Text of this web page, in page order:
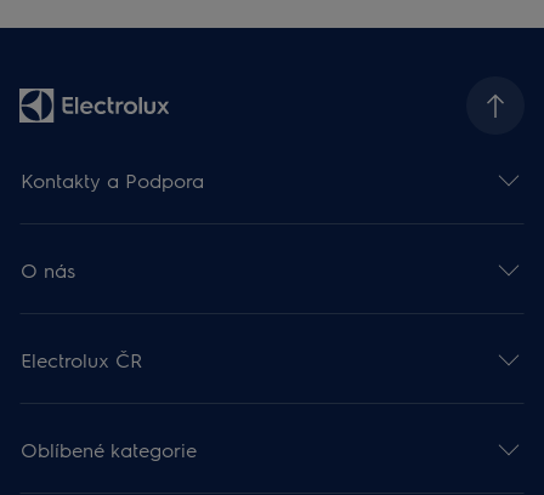
Kontakty a Podpora
O nás
Electrolux ČR
Oblíbené kategorie